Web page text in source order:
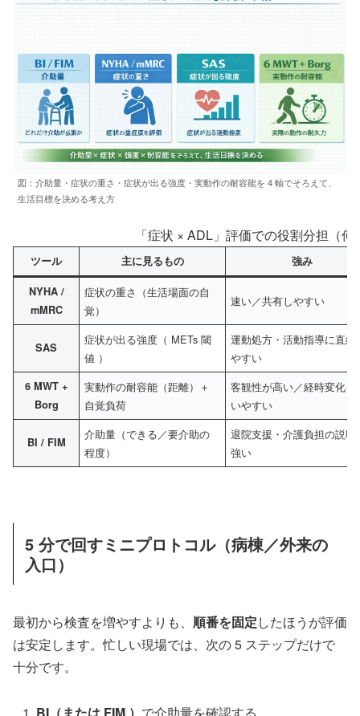
図：介助量・症状の重さ・症状が出る強度・実動作の耐容能を 4 軸でそろえて、
生活目標を決める考え方
「症状 × ADL」評価での役割分担（
ツール 主に見るもの 強み
NYHA /
mMRC
症状の重さ（生活場面の自
覚）
速い／共有しやすい
SAS
症状が出る強度（ METs 閾
値 ）
運動処方・活動指導に直結
やすい
6 MWT +
Borg
実動作の耐容能（距離）＋
自覚負荷
客観性が高い／経時変化を
いやすい
BI / FIM
介助量（できる／要介助の
程度）
退院支援・介護負担の説明
強い
5 分で回すミニプロトコル（病棟／外来の
入口）
最初から検査を増やすよりも、 順番を固定したほうが評価
は安定します。忙しい現場では、次の 5 ステップだけで
十分です。
BI（または FIM ） で介助量を確認する